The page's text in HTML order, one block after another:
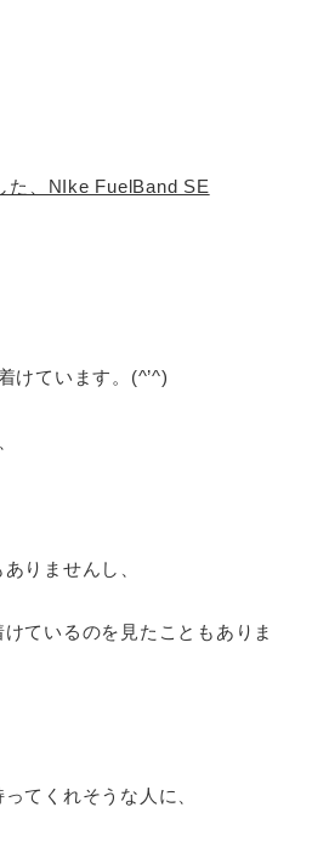
た、NIke FuelBand SE
けています。(^’^)
りませんし、
ているのを見たこともありま
てくれそうな人に、